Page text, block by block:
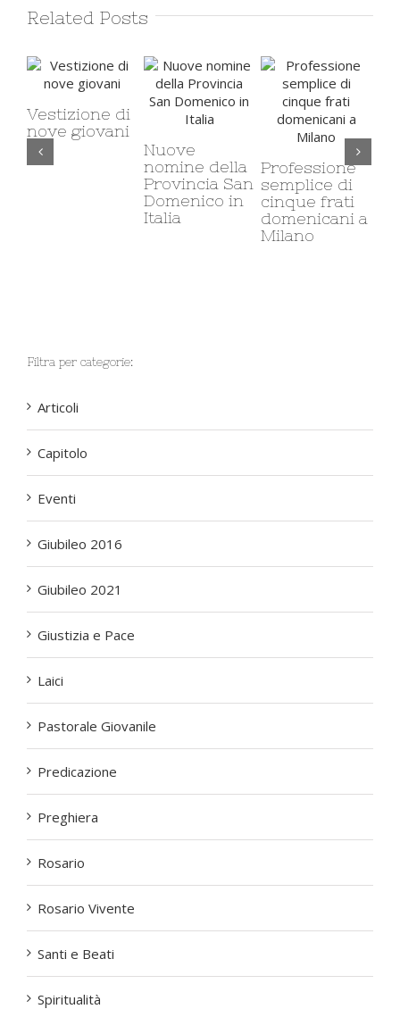
Related Posts
Vestizione di
nove giovani
Nuove
nomine della
Provincia San
Domenico in
Italia
Professione
semplice di
cinque frati
domenicani a
Milano
Filtra per categorie:
Articoli
Capitolo
Eventi
Giubileo 2016
Giubileo 2021
Giustizia e Pace
Laici
Pastorale Giovanile
Predicazione
Preghiera
Rosario
Rosario Vivente
Santi e Beati
Spiritualità